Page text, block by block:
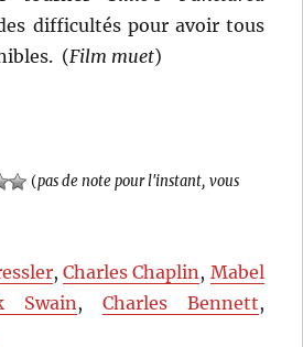
difficultés pour avoir tous
(Film muet)
(pas de note pour l'instant, vous
,Charles Chaplin, Mabel
Swain, Charles Bennett,